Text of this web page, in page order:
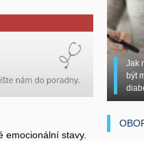
emocionální stavy.
Jak
být